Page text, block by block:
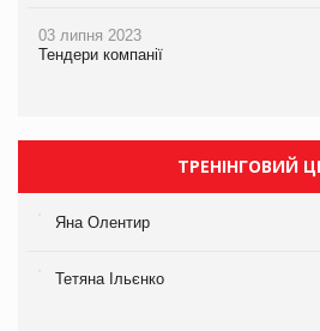
03 липня 2023
Тендери компанії
ТРЕНІНГОВИЙ
Яна Олентир
Тетяна Ільєнко